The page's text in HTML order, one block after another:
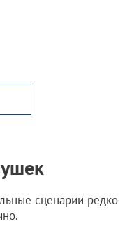
сценарии редко